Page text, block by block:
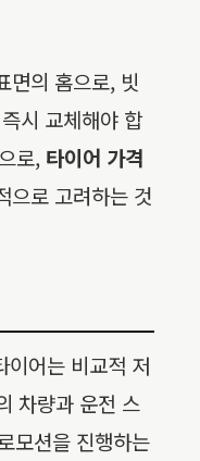
면의 홈으로, 빗
시 교체해야 합
로, 타이어 가격
으로 고려하는 것
이어는 비교적 저
차량과 운전 스
모션을 진행하는